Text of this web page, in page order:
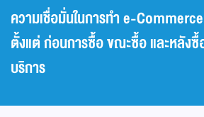
ความเชื่อมั่นในการทำ e-
ตั้งแต่ ก่อนการซื้อ ขณะซื้อ และหลังซื้
บริการ